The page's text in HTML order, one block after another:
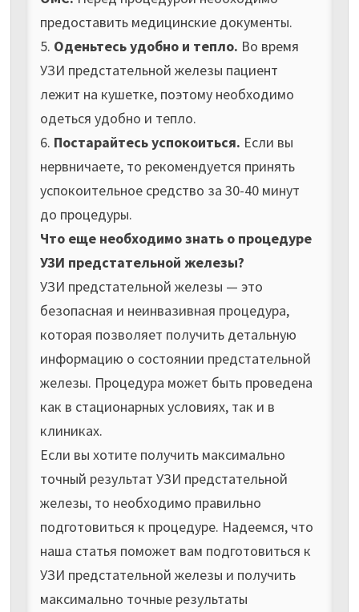
предоставить медицинские документы.
5. Оденьтесь удобно и тепло. Во время
УЗИ предстательной железы пациент
лежит на кушетке, поэтому необходимо
одеться удобно и тепло.
6. Постарайтесь успокоиться. Если вы
нервничаете, то рекомендуется принять
успокоительное средство за 30-40 минут
до процедуры.
Что еще необходимо знать о процедуре
УЗИ предстательной железы?
УЗИ предстательной железы — это
безопасная и неинвазивная процедура,
которая позволяет получить детальную
информацию о состоянии предстательной
железы. Процедура может быть проведена
как в стационарных условиях, так и в
клиниках.
Если вы хотите получить максимально
точный результат УЗИ предстательной
железы, то необходимо правильно
подготовиться к процедуре. Надеемся, что
наша статья поможет вам подготовиться к
УЗИ предстательной железы и получить
максимально точные результаты